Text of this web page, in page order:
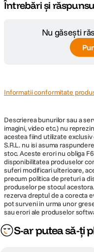
Întrebări și
Nu găsești
Informatii conformitate
Descrierea bunurilor sau a
imagini, video etc.) nu
acestea fiind utilizate
S.R.L. nu isi asuma
stoc. Aceste erori nu obliga
disponibilitatea produselor
suferi modificari ulterioare,
precum politica de preturi a
produselor pe stocul
rezerva dreptul de a corecta
pot surveni in urma unor
sau erori ale produselor
S-ar putea să-ți